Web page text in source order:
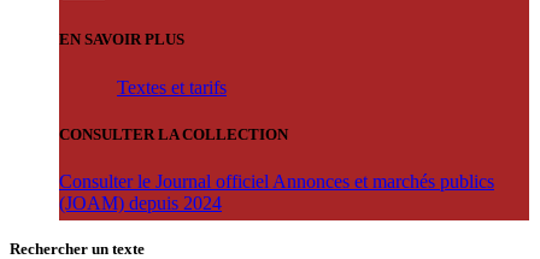
EN SAVOIR PLUS
Textes et tarifs
CONSULTER LA COLLECTION
Consulter le Journal officiel Annonces et marchés publics
(JOAM) depuis 2024
Rechercher un texte